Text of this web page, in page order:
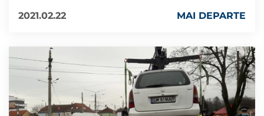
2021.02.22
MAI DEPARTE